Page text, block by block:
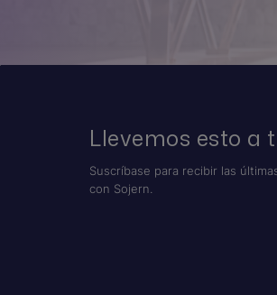
Llevemos esto a
Suscríbase para recibir las
con Sojern.